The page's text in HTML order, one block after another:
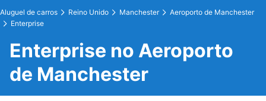
Aluguel de carros Reino Unido Manchester
Aeroporto de Manchester
Enterprise
Enterprise no Aeroporto
de Manchester